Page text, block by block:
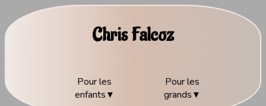
Chris Falcoz
Pour les
enfants
Pour les
grands